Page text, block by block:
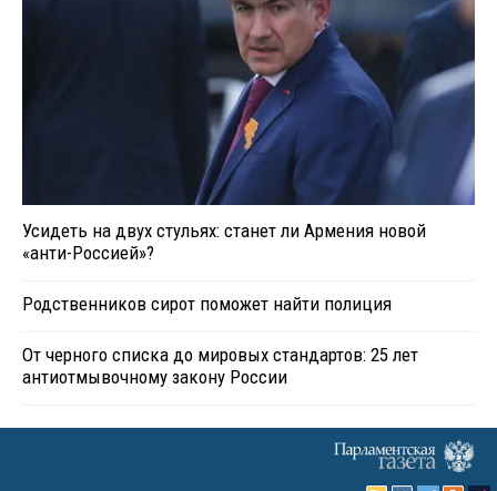
Усидеть на двух стульях: станет ли Армения новой
«анти-Россией»?
Родственников сирот поможет найти полиция
От черного списка до мировых стандартов: 25 лет
антиотмывочному закону России